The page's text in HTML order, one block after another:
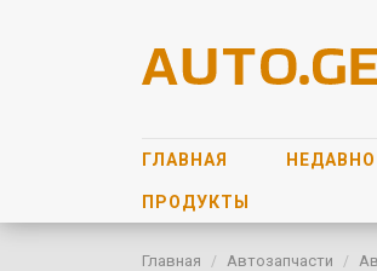
ГЛАВНАЯ
ПРОДУКТЫ
Главная Автозапчасти